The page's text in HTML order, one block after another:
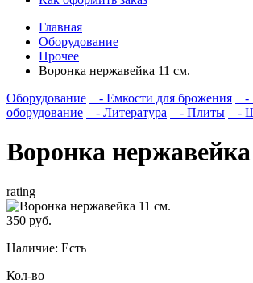
Главная
Оборудование
Прочее
Воронка нержавейка 11 см.
Оборудование
- Емкости для брожения
-
оборудование
- Литература - Плиты -
Воронка
rating
350 руб.
Наличие: Есть
Кол-во